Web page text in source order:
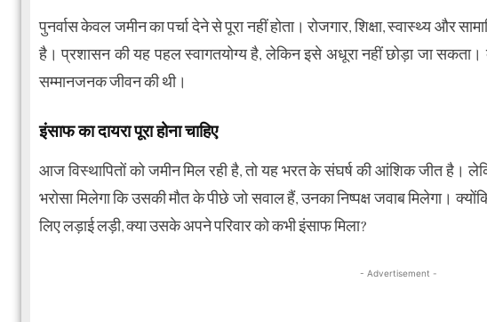
पुनर्वास केवल जमीन का पर्चा देने से पूरा नहीं होता। रोजगार, शिक्षा, स्वास्थ्य और
है। प्रशासन की यह पहल स्वागतयोग्य है, लेकिन इसे अधूरा नहीं छोड़ा जा सकता।
सम्मानजनक जीवन की थी।
इंसाफ का दायरा पूरा होना चाहिए
आज विस्थापितों को जमीन मिल रही है, तो यह भरत के संघर्ष की आंशिक जीत है।
भरोसा मिलेगा कि उसकी मौत के पीछे जो सवाल हैं, उनका निष्पक्ष जवाब मिलेगा।
लिए लड़ाई लड़ी, क्या उसके अपने परिवार को कभी इंसाफ मिला?
- Advertisement -